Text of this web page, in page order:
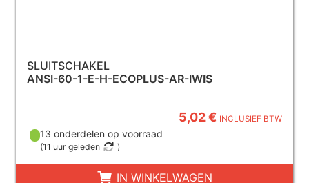
SLUITSCHAKEL
ANSI-60-1-E-H-ECOPLUS-AR-IWIS
5,02 € INCLUSIEF BTW
13 onderdelen op voorraad
(11 uur geleden )
IN WINKELWAGEN